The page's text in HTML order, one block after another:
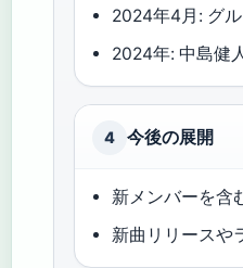
2024年4月: グ
2024年: 中島健
4 今後の展開
新メンバーを含
新曲リリースや